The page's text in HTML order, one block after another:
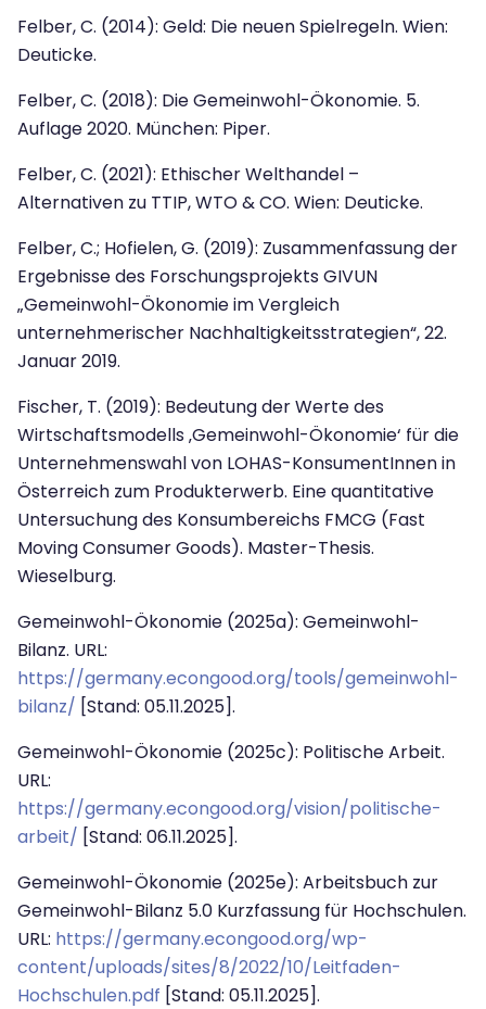
Felber, C. (2014): Geld: Die neuen Spielregeln. Wien:
Deuticke.
Felber, C. (2018): Die Gemeinwohl-Ökonomie. 5.
Auflage 2020. München: Piper.
Felber, C. (2021): Ethischer Welthandel –
Alternativen zu TTIP, WTO & CO. Wien: Deuticke.
Felber, C.; Hofielen, G. (2019): Zusammenfassung der
Ergebnisse des Forschungs­projekts GIVUN
„Gemeinwohl-Ökonomie im Vergleich
unternehmerischer Nachhaltigkeitsstrategien“, 22.
Januar 2019.
Fischer, T. (2019): Bedeutung der Werte des
Wirtschaftsmodells ‚Gemeinwohl-Öko­nomie‘ für die
Unternehmenswahl von LOHAS-KonsumentInnen in
Österreich zum Produkterwerb. Eine quantitative
Untersuchung des Konsumbereichs FMCG (Fast
Moving Consumer Goods). Master-Thesis.
Wieselburg.
Gemeinwohl-Ökonomie (2025a): Gemeinwohl-
Bilanz. URL:
https://germany.econgood.org/tools/gemeinwohl-
bilanz/ [Stand: 05.11.2025].
Gemeinwohl-Ökonomie (2025c): Politische Arbeit.
URL:
https://germany.econgood.org/vision/politische-
arbeit/ [Stand: 06.11.2025].
Gemeinwohl-Ökonomie (2025e): Arbeitsbuch zur
Gemeinwohl-Bilanz 5.0 Kurzfassung für Hochschulen.
URL: https://germany.econgood.org/wp-
content/uploads/sites/8/2022/10/Leitfaden-
Hochschulen.pdf [Stand: 05.11.2025].